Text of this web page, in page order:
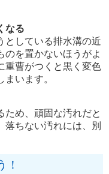
なる
としている排水溝の近
のを置かないほうがよ
重曹がつくと黒く変色
います。
ため、頑固な汚れだと
落ちない汚れには、別
！